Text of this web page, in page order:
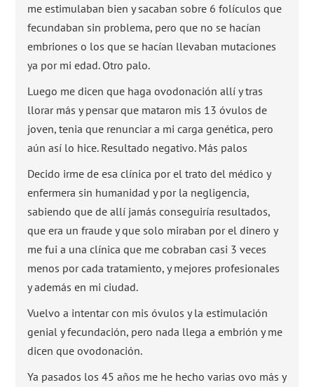
me estimulaban bien y sacaban sobre 6 folículos que
fecundaban sin problema, pero que no se hacían
embriones o los que se hacían llevaban mutaciones
ya por mi edad. Otro palo.
Luego me dicen que haga ovodonación allí y tras
llorar más y pensar que mataron mis 13 óvulos de
joven, tenia que renunciar a mi carga genética, pero
aún así lo hice. Resultado negativo. Más palos
Decido irme de esa clínica por el trato del médico y
enfermera sin humanidad y por la negligencia,
sabiendo que de allí jamás conseguiría resultados,
que era un fraude y que solo miraban por el dinero y
me fui a una clínica que me cobraban casi 3 veces
menos por cada tratamiento, y mejores profesionales
y además en mi ciudad.
Vuelvo a intentar con mis óvulos y la estimulación
genial y fecundación, pero nada llega a embrión y me
dicen que ovodonación.
Ya pasados los 45 años me he hecho varias ovo más y